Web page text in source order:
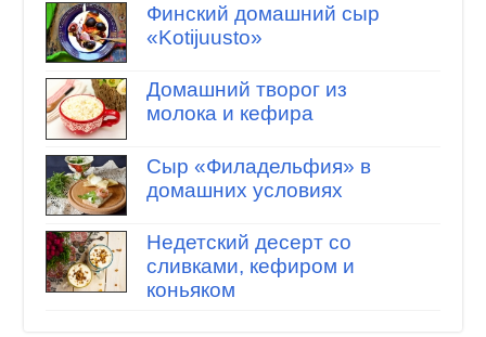
Финский домашний сыр
«Kotijuusto»
Домашний творог из
молока и кефира
Cыр «Филадельфия» в
домашних условиях
Недетский десерт со
сливками, кефиром и
коньяком